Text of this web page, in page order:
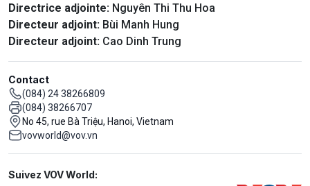
Directrice adjointe: Nguyên Thi Thu Hoa
Directeur adjoint: Bùi Manh Hung
Directeur adjoint: Cao Dinh Trung
Contact
(084) 24 38266809
(084) 38266707
No 45, rue Bà Triệu, Hanoi, Vietnam
vovworld@vov.vn
Mạng xã hội
Suivez VOV World: